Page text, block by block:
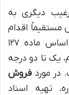
دیگری به
اقدام
به انجام فعل اصلی مجرمانه کند. بر اساس ماده ۱۲۷
یک تا دو درجه
در مورد فروش
تهیه اسناد